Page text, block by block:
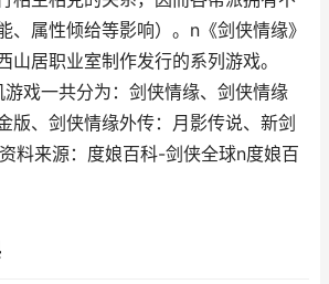
、属性倾给等影响）。n《剑侠情缘》
山居职业室制作发行的系列游戏。
戏一共分为：剑侠情缘、剑侠情缘
版、剑侠情缘外传：月影传说、新剑
料来源：度娘百科-剑侠全球n度娘百